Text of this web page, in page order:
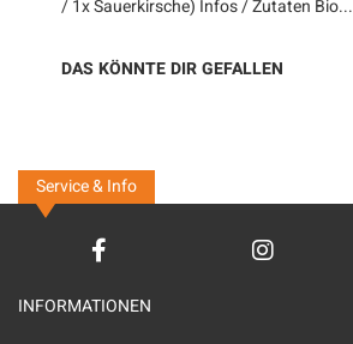
/ 1x Sauerkirsche) Infos / Zutaten Bio...
DAS KÖNNTE DIR GEFALLEN
Service & Info
INFORMATIONEN